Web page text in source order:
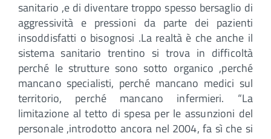
sanitario ,e di diventare troppo spesso bersaglio di
aggressività e pressioni da parte dei pazienti
insoddisfatti o bisognosi .La realtà è che anche il
sistema sanitario trentino si trova in difficoltà
perché le strutture sono sotto organico ,perché
mancano specialisti, perché mancano medici sul
territorio, perché mancano infermieri. “La
limitazione al tetto di spesa per le assunzioni del
personale ,introdotto ancora nel 2004, fa sì che si